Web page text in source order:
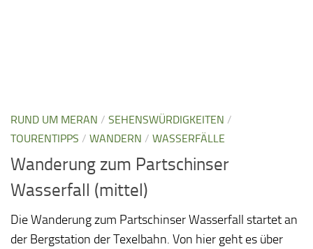
RUND UM MERAN / SEHENSWÜRDIGKEITEN /
TOURENTIPPS / WANDERN / WASSERFÄLLE
Wanderung zum Partschinser
Wasserfall (mittel)
Die Wanderung zum Partschinser Wasserfall startet an
der Bergstation der Texelbahn. Von hier geht es über